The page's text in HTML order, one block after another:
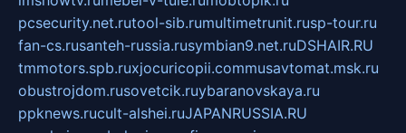
pcsecurity.net.rutool-sib.rumultimetrunit.rusp-tour.ru
fan-cs.rusanteh-russia.rusymbian9.net.ruDSHAIR.RU
tmmotors.spb.ruxjocuricopii.commusavtomat.msk.ru
obustrojdom.rusovetcik.ruybaranovskaya.ru
ppknews.rucult-alshei.ruJAPANRUSSIA.RU